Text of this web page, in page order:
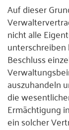
Auf dieser
nicht alle
Beschluss
auszuhandeln
die
Ermächtigung
ein solcher